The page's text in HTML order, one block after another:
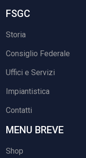
FSGC
Storia
Consiglio Federale
Uffici e Servizi
Impiantistica
Contatti
MENU BREVE
Shop